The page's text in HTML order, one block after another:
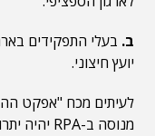
ב. בעלי התפקידים
יועץ חיצוני.
לעיתים מכח "אפקט
מנוסה ב-RPA יהיה יתרון משמעותי בהובלת איתור תהליכי RPA.